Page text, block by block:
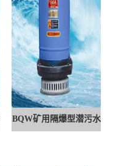
BQW矿用隔爆型潜污水